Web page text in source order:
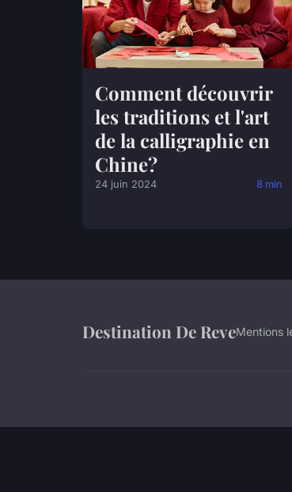
Comment découvrir
les traditions et l'art
de la calligraphie en
Chine?
24 juin 2024 8 min
Destination De ReveMentions